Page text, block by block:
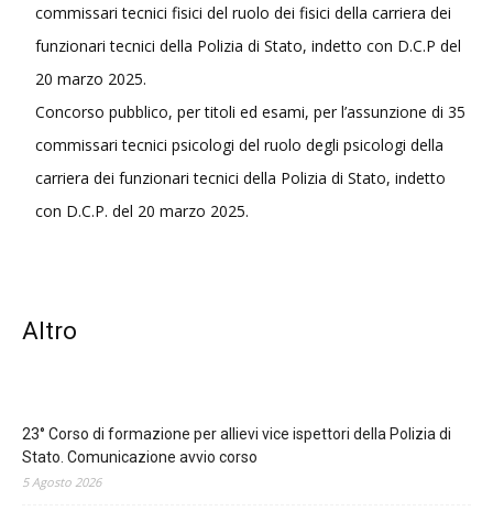
commissari tecnici fisici del ruolo dei fisici della carriera dei
funzionari tecnici della Polizia di Stato, indetto con D.C.P del
20 marzo 2025.
Concorso pubblico, per titoli ed esami, per l’assunzione di 35
commissari tecnici psicologi del ruolo degli psicologi della
carriera dei funzionari tecnici della Polizia di Stato, indetto
con D.C.P. del 20 marzo 2025.
Altro
23° Corso di formazione per allievi vice ispettori della Polizia di
Stato. Comunicazione avvio corso
5 Agosto 2026